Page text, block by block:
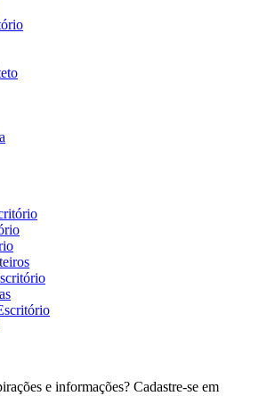
e informações? Cadastre-se em